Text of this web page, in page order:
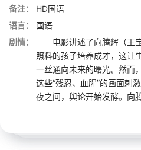
备注：
HD国语
语言：
国语
剧情：
电影讲述了向腾辉（王宝
照料的孩子培养成才，这让
一丝通向未来的曙光。然而
这些“残忍、血腥”的画面刺
夜之间，舆论开始发酵。向